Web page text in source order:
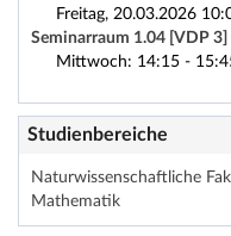
Freitag, 20.03.2026
Seminarraum 1.04 [VDP 3]
Mittwoch: 14:15 -
Studienbereiche
Naturwissenschaftliche
Mathematik